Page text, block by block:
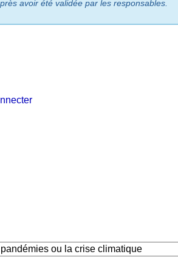
avoir été validée par les responsables.